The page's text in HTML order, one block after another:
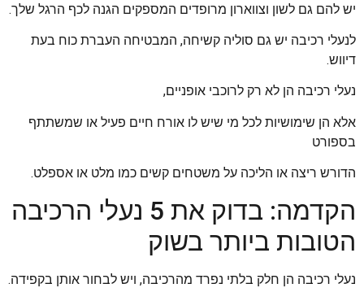
יש להם גם לשון וצווארון מרופדים המספקים הגנה לכף הרגל שלך.
לנעלי רכיבה יש גם סוליה קשיחה, המבטיחה העברת כוח בעת
דיווש.
נעלי רכיבה הן לא רק לרוכבי אופניים,
אלא הן שימושיות לכל מי שיש לו אורח חיים פעיל או שמשתתף
בספורט
הדורש ריצה או הליכה על משטחים קשים כמו מלט או אספלט.
הקדמה: בדוק את 5 נעלי הרכיבה
הטובות ביותר בשוק
נעלי רכיבה הן חלק בלתי נפרד מהרכיבה, ויש לבחור אותן בקפידה.